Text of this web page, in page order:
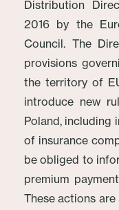
Distribution
2016 by the
Council. The
provisions
the territory of
introduce new
Poland, including
of insurance
be obliged to
premium
These actions